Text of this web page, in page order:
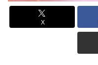
X